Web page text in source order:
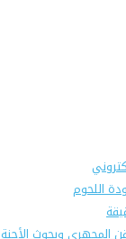
اللحوم
المجهرى وبحوث الأجنة